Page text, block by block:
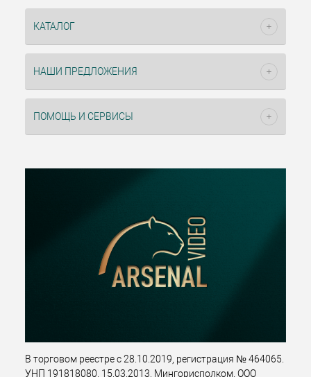
КАТАЛОГ
НАШИ ПРЕДЛОЖЕНИЯ
ПОМОЩЬ И СЕРВИСЫ
В торговом реестре с 28.10.2019, регистрация № 464065.
УНП 191818080, 15.03.2013, Мингорисполком. ООО